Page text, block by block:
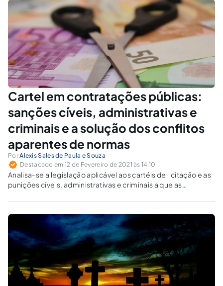
Cartel em contratações públicas:
sanções cíveis, administrativas e
criminais e a solução dos conflitos
aparentes de normas
PorAlexis Sales de Paula e Souza
Destacado em 12 de Fevereiro de 2021 às 14:10
Analisa-se a legislação aplicável aos cartéis de licitação e as
punições cíveis, administrativas e criminais a que as
cumulação das sanções e identificam-se os conflitos
aparentes de normas.